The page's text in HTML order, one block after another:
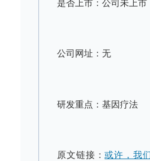
是否上市：公司未上市
公司网址：无
研发重点：基因疗法
原文链接：或许，我